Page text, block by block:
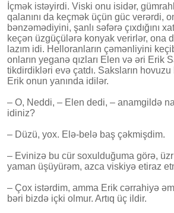
İçmək istəyirdi. Viski onu isidər,
qalanını da keçmək üçün güc verərdi,
bənzəmədiyini, şanlı səfərə çıxdığını
keçən üzgüçülərə konyak verirlər, ona
lazım idi. Helloranların çəmənliyini
onların yeganə qızları Elen və əri Erik
tikdirdikləri evə çatdı. Saksların
Erik onun yanında idilər.
– O, Neddi, – Elen dedi, – anamgildə
idiniz?
– Düzü, yox. Elə-belə baş çəkmişdim.
– Evinizə bu cür soxulduğuma görə,
yaman üşüyürəm, azca viskiyə etiraz
– Çox istərdim, amma Erik cərrahiyə
bəri bizdə içki olmur. Artıq üç ildir.